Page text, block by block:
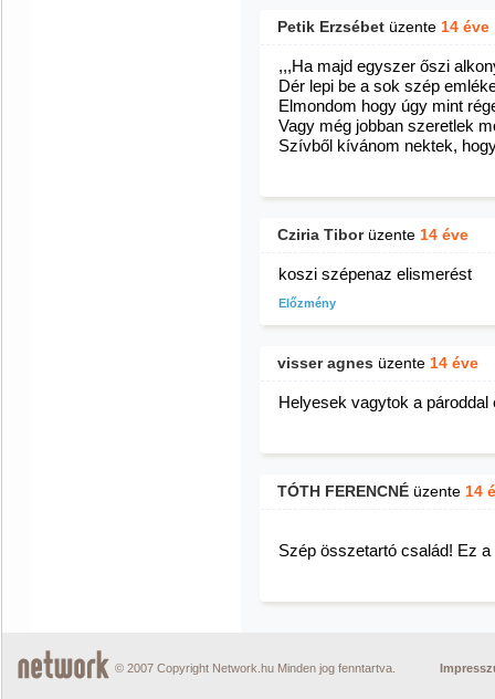
Petik Erzsébet üzente 14 éve
,,,Ha majd egyszer őszi
Dér lepi be a sok szép
Elmondom hogy úgy mint
Vagy még jobban szeretlek
Szívből kívánom nektek,
Cziria Tiborüzente 14 éve
koszi szépenaz elismerést
Előzmény
visser agnes üzente 14 éve
Helyesek vagytok a
TÓTH FERENCNÉ üzente 14
Szép összetartó család! Ez
© 2007 Copyright Network.hu Minden jog fenntartva.